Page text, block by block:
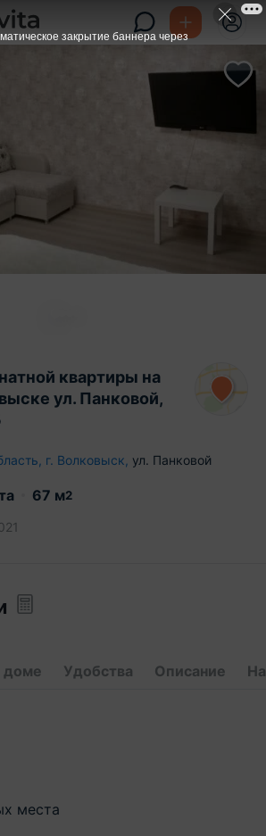
квартиры на
ул. Панковой,
г. Волковыск ул. Панковой
67 м2
доме Удобства Описание
места
закрытие баннера через